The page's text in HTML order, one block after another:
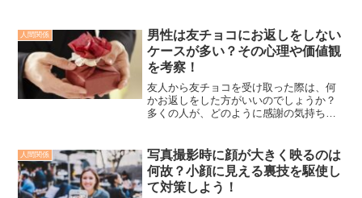
はいえ、デートをする時に一番気になる
のは、やっぱり「お会計」...
人間関係
男性は友チョコにお返しをしない
ケースが多い？その心理や価値観
を考察！
友人から友チョコを受け取った際は、何
かお返しをした方がいいのでしょうか？
多くの人が、どのように感謝の気持ちを
るかもしれません。）この記事では、友
チョコへのお返しを行う必...
人間関係
写真撮影時に顔が大きく映るのは
何故？小顔に見える裏技を駆使し
て対策しよう！